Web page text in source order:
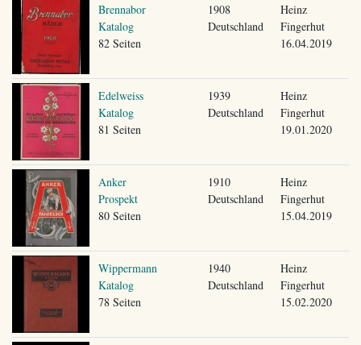
Brennabor
Katalog
82 Seiten
1908
Deutschland
Heinz
Fingerhut
16.04.2019
Edelweiss
Katalog
81 Seiten
1939
Deutschland
Heinz
Fingerhut
19.01.2020
Anker
Prospekt
80 Seiten
1910
Deutschland
Heinz
Fingerhut
15.04.2019
Wippermann
Katalog
78 Seiten
1940
Deutschland
Heinz
Fingerhut
15.02.2020